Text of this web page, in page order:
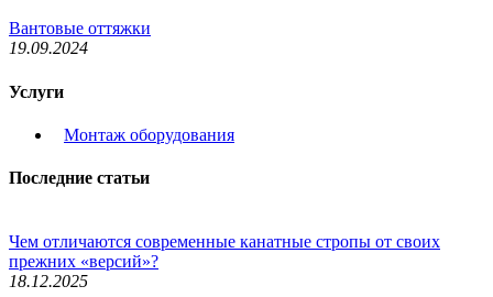
Вантовые оттяжки
19.09.2024
Услуги
Монтаж оборудования
Последние статьи
Чем отличаются современные канатные стропы от своих
прежних «версий»?
18.12.2025